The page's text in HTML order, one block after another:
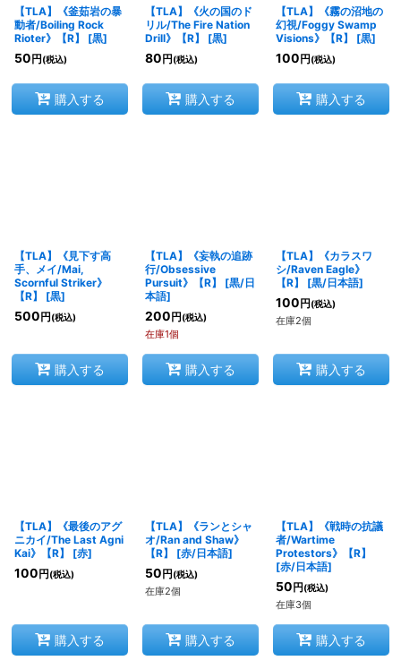
【TLA】《釜茹岩の暴
動者/Boiling Rock
Rioter》【R】
[黒]
50 円 (税込)
購入する
【TLA】《火の国のド
リル/The Fire Nation
Drill》【R】
[黒]
80 円 (税込)
購入する
【TLA】《霧の沼地の
幻視/Foggy Swamp
Visions》【R】
[黒]
100 円 (税込)
購入する
【TLA】《見下す高
手、メイ/Mai,
Scornful Striker》
【R】
[黒]
500 円 (税込)
購入する
【TLA】《妄執の追跡
行/Obsessive
Pursuit》【R】
[黒/日
本語]
200 円 (税込)
在庫1個
購入する
【TLA】《カラスワ
シ/Raven Eagle》
【R】
[黒/日本語]
100 円 (税込)
在庫2個
購入する
【TLA】《最後のアグ
ニカイ/The Last Agni
Kai》【R】
[赤]
100 円 (税込)
購入する
【TLA】《ランとシャ
オ/Ran and Shaw》
【R】
[赤/日本語]
50 円 (税込)
在庫2個
購入する
【TLA】《戦時の抗議
者/Wartime
Protestors》【R】
[赤/日本語]
50 円 (税込)
在庫3個
購入する